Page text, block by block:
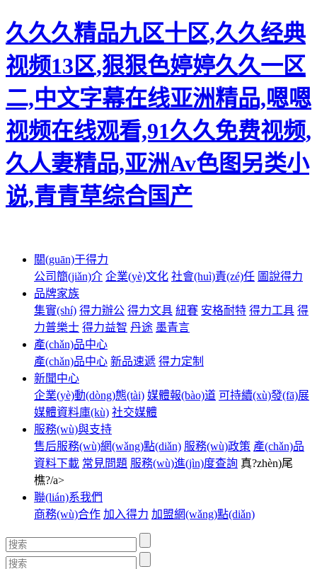
久久久精品九区十区,久久经典
视频13区,狠狠色婷婷久久一区
二,中文字幕在线亚洲精品,嗯嗯
视频在线观看,91久久免费视频,
久人妻精品,亚洲Av色图另类小
说,青青草综合国产
關(guān)于得力
公司簡(jiǎn)介 企業(yè)文化 社會(huì)責(zé)任 圖說得力
品牌家族
集實(shí) 得力辦公 得力文具 紐賽 安格耐特 得力工具 得
力普樂士 得力益智 丹途 墨青言
產(chǎn)品中心
產(chǎn)品中心 新品速遞 得力定制
新聞中心
企業(yè)動(dòng)態(tài) 媒體報(bào)道 可持續(xù)發(fā)展
媒體資料庫(kù) 社交媒體
服務(wù)與支持
售后服務(wù)網(wǎng)點(diǎn) 服務(wù)政策 產(chǎn)品
資料下載 常見問題 服務(wù)進(jìn)度查詢 真?zhèn)尾
樵?/a>
聯(lián)系我們
商務(wù)合作 加入得力 加盟網(wǎng)點(diǎn)